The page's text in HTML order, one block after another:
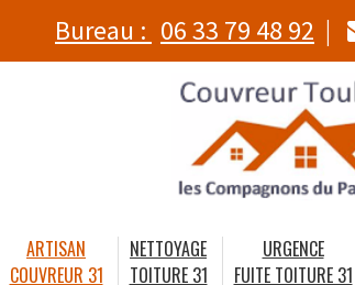
Bureau : 06 33 79 48 92
ARTISAN
COUVREUR 31
NETTOYAGE
TOITURE 31
URGENCE
FUITE TOITURE 31